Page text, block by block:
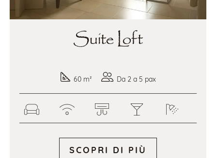
Suite Loft
60 m² Da 2 a 5 pax
SCOPRI DI PIÙ